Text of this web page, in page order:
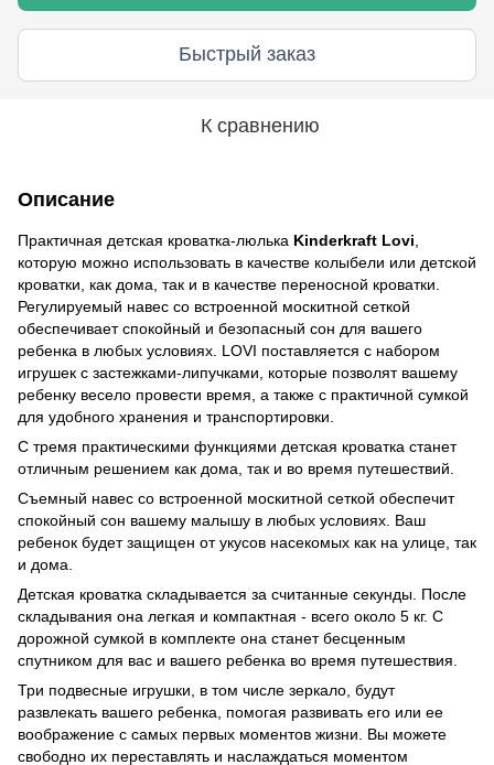
Быстрый заказ
К сравнению
Описание
Практичная детская кроватка-люлька Kinderkraft Lovi
которую можно использовать в качестве колыбели или детской
кроватки, как дома, так и в качестве переносной кроватки.
Регулируемый навес со встроенной москитной сеткой
обеспечивает спокойный и безопасный сон для вашего
ребенка в любых условиях. LOVI поставляется с набором
игрушек с застежками-липучками, которые позволят вашему
ребенку весело провести время, а также с практичной сумкой
для удобного хранения и транспортировки.
С тремя практическими функциями детская кроватка станет
отличным решением как дома, так и во время путешествий.
Съемный навес со встроенной москитной сеткой обеспечит
спокойный сон вашему малышу в любых условиях. Ваш
ребенок будет защищен от укусов насекомых как на улице, так
и дома.
Детская кроватка складывается за считанные секунды. После
складывания она легкая и компактная - всего около 5 кг. С
дорожной сумкой в комплекте она станет бесценным
спутником для вас и вашего ребенка во время путешествия.
Три подвесные игрушки, в том числе зеркало, будут
развлекать вашего ребенка, помогая развивать его или ее
воображение с самых первых моментов жизни. Вы можете
свободно их переставлять и наслаждаться моментом